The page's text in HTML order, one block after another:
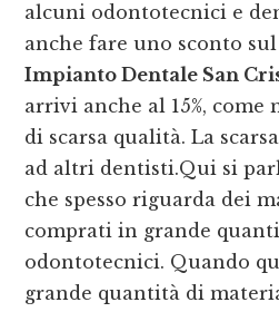
alcuni odontotecnici e
anche fare uno sconto
Impianto Dentale San
arrivi anche al 15%, come
di scarsa qualità. La
ad altri dentisti.Qui si
che spesso riguarda dei
comprati in grande
odontotecnici. Quando
grande quantità di